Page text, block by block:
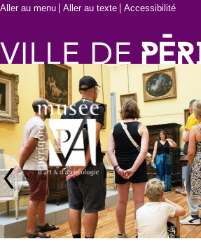
Aller au menu Aller au texte Accessibilité